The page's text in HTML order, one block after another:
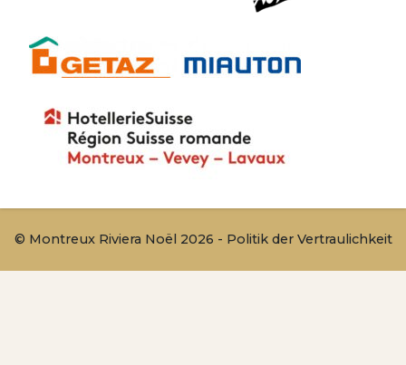
© Montreux Riviera Noël 2026 - Politik der Vertraulichkeit